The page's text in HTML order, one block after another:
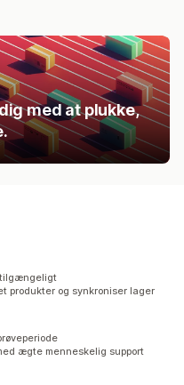
med at plukke,
tilgængeligt
produkter og synkroniser lager
ægte menneskelig support